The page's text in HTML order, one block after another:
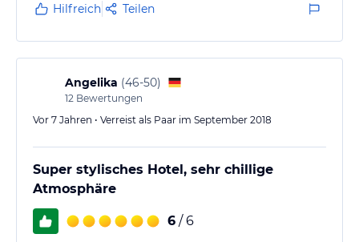
Hilfreich Teilen
Angelika (46-50)
12 Bewertungen
Vor 7 Jahren • Verreist als Paar im September 2018
Super stylisches Hotel, sehr chillige
Atmosphäre
6 / 6